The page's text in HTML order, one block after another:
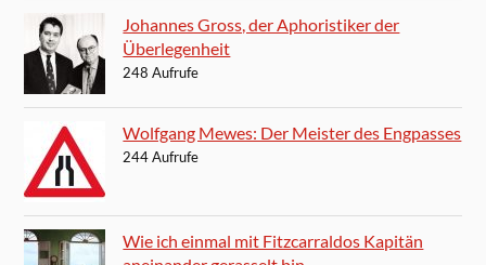
Johannes Gross, der Aphoristiker der
Überlegenheit
248 Aufrufe
Wolfgang Mewes: Der Meister des Engpasses
244 Aufrufe
Wie ich einmal mit Fitzcarraldos Kapitän